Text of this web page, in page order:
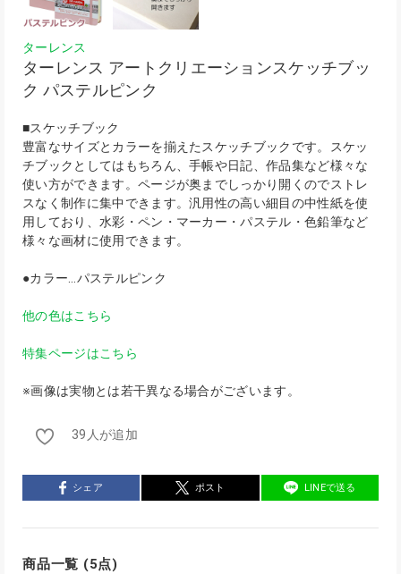
ターレンス
ターレンス アートクリエーションスケッチブッ
ク パステルピンク
■スケッチブック
豊富なサイズとカラーを揃えたスケッチブックです。スケッ
チブックとしてはもちろん、手帳や日記、作品集など様々な
使い方ができます。ページが奥までしっかり開くのでストレ
スなく制作に集中できます。汎用性の高い細目の中性紙を使
用しており、水彩・ペン・マーカー・パステル・色鉛筆など
様々な画材に使用できます。
●カラー…パステルピンク
他の色はこちら
特集ページはこちら
※画像は実物とは若干異なる場合がございます。
39人が追加
シェア ポスト LINEで送る
商品一覧 (5点)